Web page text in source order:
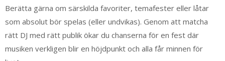
Berätta gärna om särskilda favoriter, temafester eller låtar
som absolut bör spelas (eller undvikas). Genom att matcha
rätt DJ med rätt publik ökar du chanserna för en fest där
musiken verkligen blir en höjdpunkt och alla får minnen för